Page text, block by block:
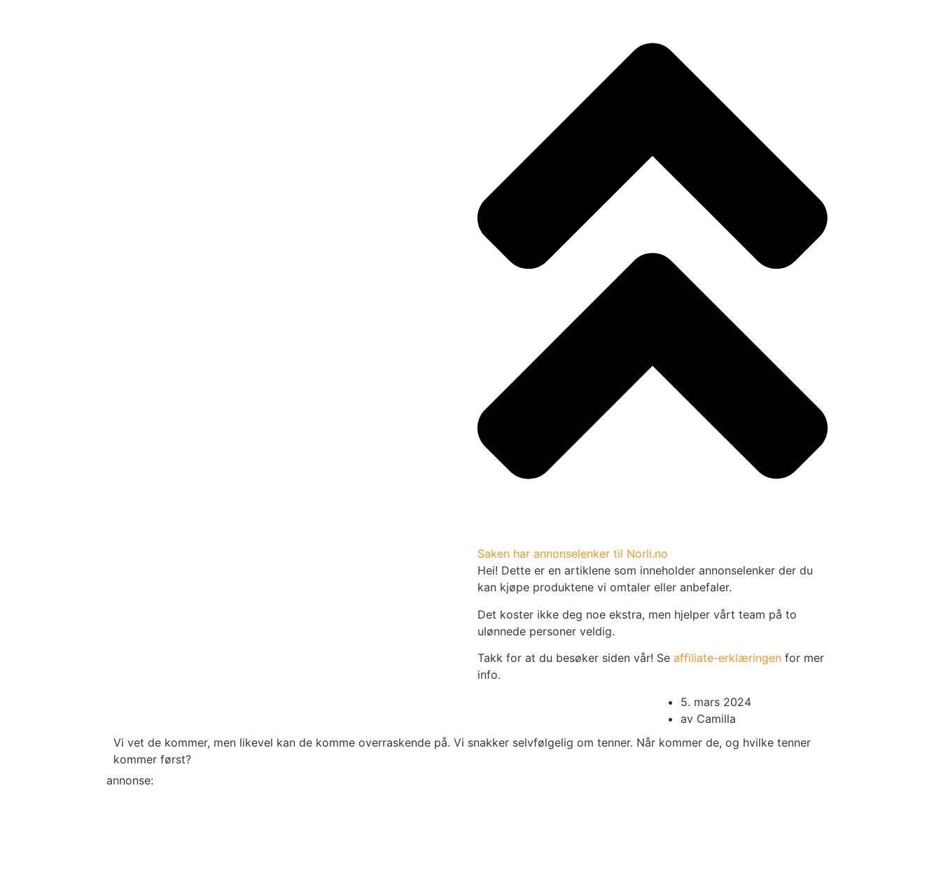
Saken har annonselenker til Norli.no
Hei! Dette er en artiklene som inneholder annonselenker der du
kan kjøpe produktene vi omtaler eller anbefaler.
Det koster ikke deg noe ekstra, men hjelper vårt team på to
ulønnede personer veldig.
Takk for at du besøker siden vår! Se affiliate-erklæringen for mer
info.
5. mars 2024
av Camilla
Vi vet de kommer, men likevel kan de komme overraskende på. Vi snakker selvfølgelig om tenner. Når kommer de, og hvilke tenner
kommer først?
annonse: